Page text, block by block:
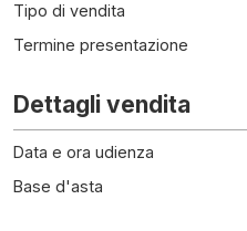
Tipo di vendita
Termine presentazione
Dettagli vendita
Data e ora udienza
Base d'asta